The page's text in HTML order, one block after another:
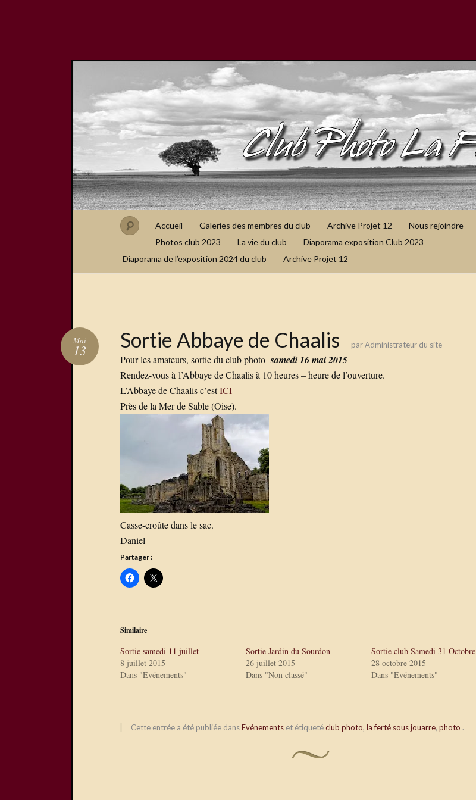
Accueil Galeries des membres du club Archive Projet 12
Nous rejoindre
Photos club 2023
La vie du club
Diaporama exposition Club 2023
Diaporama de l’exposition 2024 du club
Archive Projet 12
Sortie Abbaye de Chaalis
Mai
13 parAdministrateur du site
Pour les amateurs, sortie du club photosamedi 16 mai 2015
Rendez-vous à l’Abbaye de Chaalis à 10 heures – heure de l’ouverture.
L’Abbaye de Chaalis c’estICI
Près de la Mer de Sable (Oise).
Casse-croûte dans le sac.
Daniel
Partager :
Similaire
Sortie samedi 11 juillet
8 juillet 2015
Dans "Evénements"
Sortie Jardin du Sourdon
26 juillet 2015
Dans "Non classé"
Sortie club Samedi 31 Octobre
28 octobre 2015
Dans "Evénements"
Cette entrée a été publiée dansEvénements et étiquetéclub photo, la ferté sous jouarre, photo .